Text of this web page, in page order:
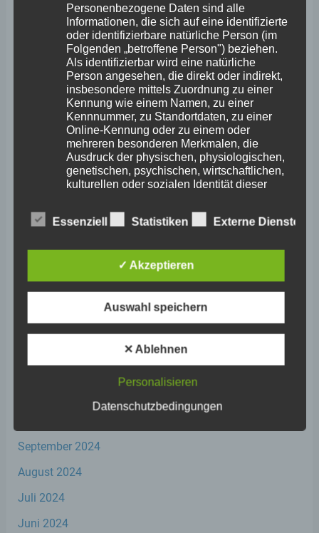
Februar 2026
Januar 2026
Dezember 2025
November 2025
Oktober 2025
September 2025
August 2025
Juni 2025
März 2025
Dezember 2024
September 2024
August 2024
Juli 2024
Juni 2024
Personenbezogene Daten sind alle
Informationen, die sich auf eine identifizierte
oder identifizierbare natürliche Person (im
Folgenden „betroffene Person") beziehen.
Als identifizierbar wird eine natürliche
Person angesehen, die direkt oder indirekt,
insbesondere mittels Zuordnung zu einer
Kennung wie einem Namen, zu einer
Kennnummer, zu Standortdaten, zu einer
Online-Kennung oder zu einem oder
mehreren besonderen Merkmalen, die
Ausdruck der physischen, physiologischen,
genetischen, psychischen, wirtschaftlichen,
kulturellen oder sozialen Identität dieser
b) betroffene Person
Betroffene Person ist jede identifizierte oder
identifizierbare natürliche Person, deren
personenbezogene Daten von dem für die
Verarbeitung Verantwortlichen verarbeitet
Verarbeitung ist jeder mit oder ohne Hilfe
automatisierter Verfahren ausgeführte
Zusammenhang mit personenbezogenen
Auslesen, das Abfragen, die Verwendung,
Essenziell Statistiken Externe Dienste
✓ Akzeptieren
Auswahl speichern
✕ Ablehnen
Personalisieren
Datenschutzbedingungen